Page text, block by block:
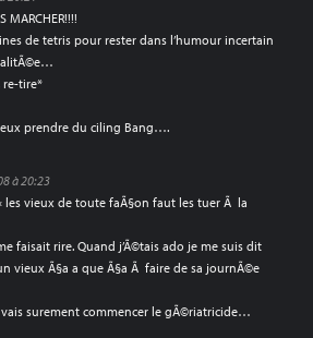
MARCHER!!!!
de tetris pour rester dans l’humour incertain
re-tire*
prendre du ciling Bang….
à 20:23
les vieux de toute faÃ§on faut les tuer Ã la
faisait rire. Quand j’Ã©tais ado je me suis dit
vieux Ã§a a que Ã§a Ã faire de sa journÃ©e
surement commencer le gÃ©riatricide…